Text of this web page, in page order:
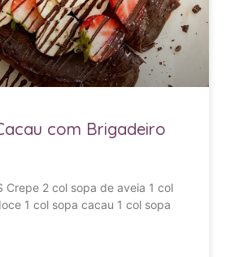
com Brigadeiro
Crepe 2 col sopa de aveia 1 col
1 col sopa cacau 1 col sopa